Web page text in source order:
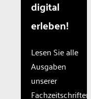
digital
erleben!
Lesen Sie alle
Ausgaben
unserer
Fachzeitschriften